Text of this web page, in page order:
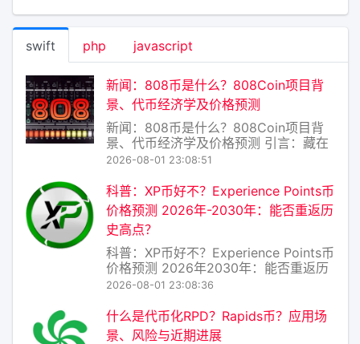
swift php javascript
新闻：808币是什么？808Coin项目背
景、代币经济学及价格预测
新闻：808币是什么？808Coin项目背
景、代币经济学及价格预测 引言：藏在
“808”里的野心与风险 在加密货币市场
（简称808币）近期在部分社群中引发
讨论。它既没有比特币的“数字黄金”光
环，也缺乏以太坊的智能
2026-08-01 23:08:51
科普：XP币好不？Experience Points币
价格预测 2026年-2030年：能否重返历
史高点？
科普：XP币好不？Experience Points币
价格预测 2026年2030年：能否重返历
史高点？ 一、XP币是什么？ XP币
加密货币，而是一个典型的“社区型”或
“游戏化”代币，常被用于某些区块
2026-08-01 23:08:36
什么是代币化RPD？Rapids币？应用场
景、风险与近期进展